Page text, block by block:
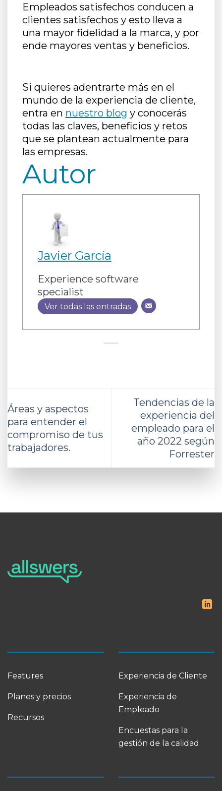
Empleados satisfechos conducen a
clientes satisfechos y esto lleva a
una mayor fidelidad a la marca, y por
ende mayores ventas y beneficios.
Si quieres adentrarte más en el
mundo de la experiencia de cliente,
entra en nuestro blog y conocerás
todas las claves, beneficios y retos
que se plantean actualmente para
las empresas.
Autor
Javier García
Experience software
specialist
Ver todas las entradas
Áreas y aspectos
para entender el
compromiso de tus
trabajadores.
Tendencias de la
experiencia del
empleado para el
año 2022 según
Forrester
Features
Planes y precios
Recursos
Experiencia de Cliente
Experiencia de
Empleado
Encuestas para la
gestión de la calidad